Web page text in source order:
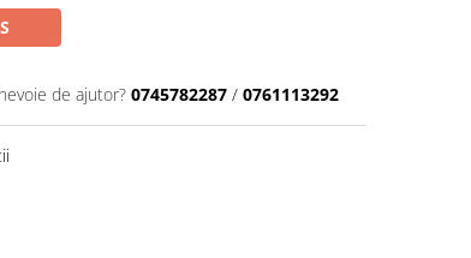
de ajutor? 0745782287 / 0761113292